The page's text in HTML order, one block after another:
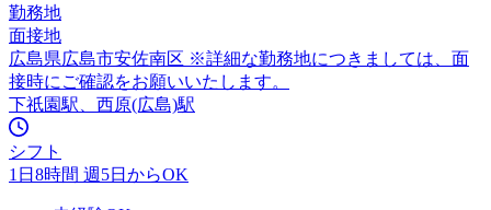
勤務地
面接地
広島県広島市安佐南区 ※詳細な勤務地につきましては、面
接時にご確認をお願いいたします。
下祇園駅、西原(広島)駅
シフト
1日8時間 週5日からOK